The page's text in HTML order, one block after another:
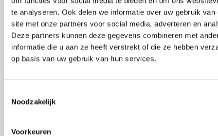
te analyseren. Ook delen we informatie over uw gebruik van
site met onze partners voor social media, adverteren en
Deze partners kunnen deze gegevens combineren met
informatie die u aan ze heeft verstrekt of die ze hebben
op basis van uw gebruik van hun services.
Noodzakelijk
Voorkeuren
regelmatige reiniging vereisen, en bewoners met
hoge verwachtingen. Onze specialisten weten hoe ze
hier efficiënt en vakkundig werken.
Vrijblijvende offerte aanvragen